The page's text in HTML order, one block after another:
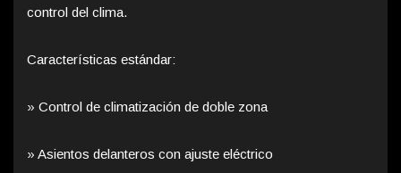
control del clima.
Características estándar:
» Control de climatización de doble zona
» Asientos delanteros con ajuste eléctrico